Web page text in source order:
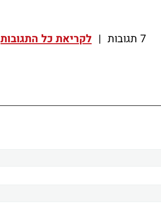
7 תגובות | לקריאת כל התגובות